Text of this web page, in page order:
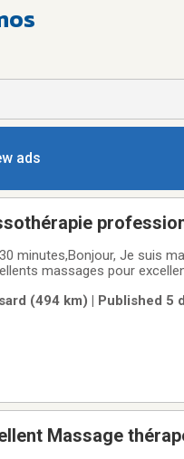
ads
minutes,Bonjour, Je suis
massages pour
tous les jours
(494 km) | Published 5
thérapeutique suédois . Appelez pour